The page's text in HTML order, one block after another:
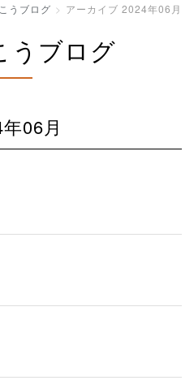
うブログ アーカイブ 2024年06月
うブログ
年06月